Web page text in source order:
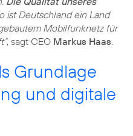
ist Deutschland ein Land
Mobilfunknetz für
, sagt CEO Markus Haas
Grundlage
und digitale